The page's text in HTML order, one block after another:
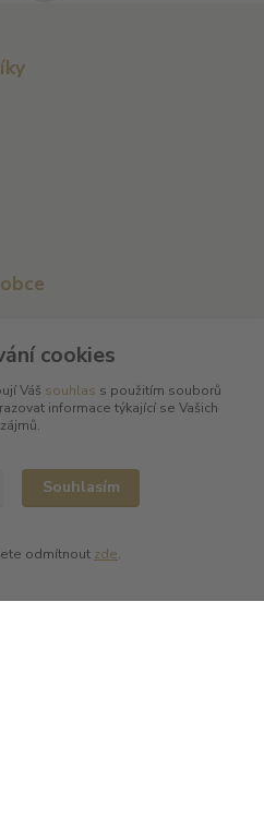
cookies
Váš souhlas s použitím souborů
informace týkající se Vašich
zájmů.
Souhlasím
odmítnout zde.